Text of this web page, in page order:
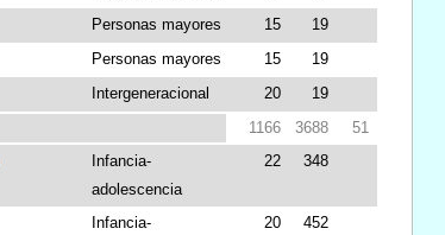
Personas mayores 15
19
Personas mayores 15
19
Intergeneracional 20
19
1166 3688
51
Infancia-
adolescencia
22 348
Infancia-
20 452